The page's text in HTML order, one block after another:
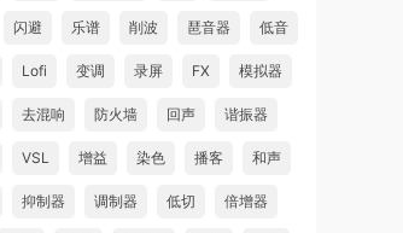
闪避 乐谱 削波 琶音器 低音
Lofi 变调 录屏 FX 模拟器
去混响 防火墙 回声 谐振器
VSL 增益 染色 播客 和声
抑制器 调制器 低切 倍增器